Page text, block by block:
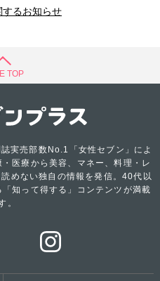
るお知らせ
TOP
実売部数No.1「女性セブン」によ
医療から美容、マネー、料理・レ
めない独自の情報を発信。40代以
知って得する」コンテンツが満載
。